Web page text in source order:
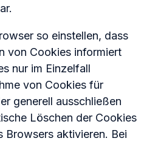
so einstellen, dass
von Cookies informiert
nur im Einzelfall
von Cookies für
generell ausschließen
Löschen der Cookies
Browsers aktivieren. Bei